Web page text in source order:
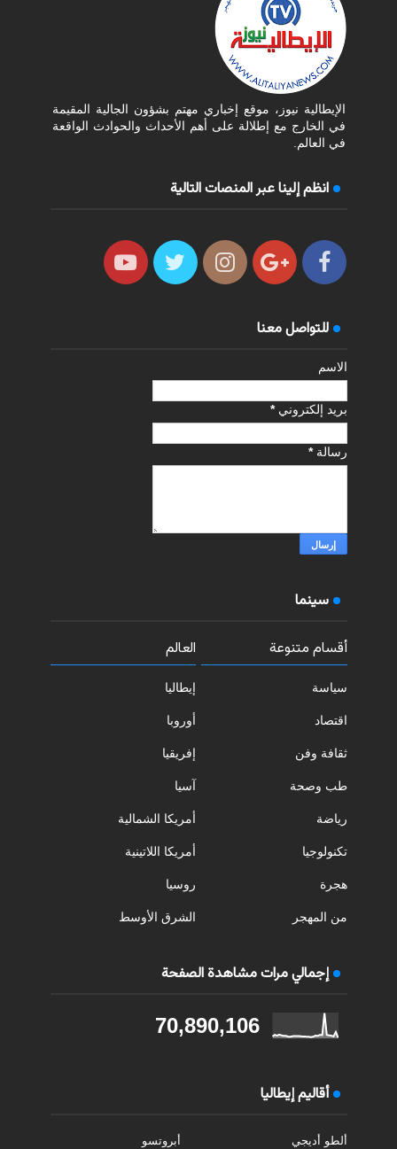
الإيطالية نيوز، موقع إخباري مهتم بشؤون الجالية المقيمة
في الخارج مع إطلالة على أهم الأحداث والحوادث الواقعة
في العالم.
انظم إلينا عبر المنصات التالية
للتواصل معنا
الاسم
بريد إلكتروني*
رسالة*
سينما
أقسام متنوعة
سياسة
اقتصاد
ثقافة وفن
طب وصحة
رياضة
تكنولوجيا
هجرة
من المهجر
العالم
إيطاليا
أوروبا
إفريقيا
آسيا
أمريكا الشمالية
أمريكا اللاتينية
روسيا
الشرق الأوسط
إجمالي مرات مشاهدة الصفحة
70,890,106
أقاليم إيطاليا
ألطو أديجي
أبروتسو